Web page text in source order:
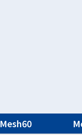
Mesh60